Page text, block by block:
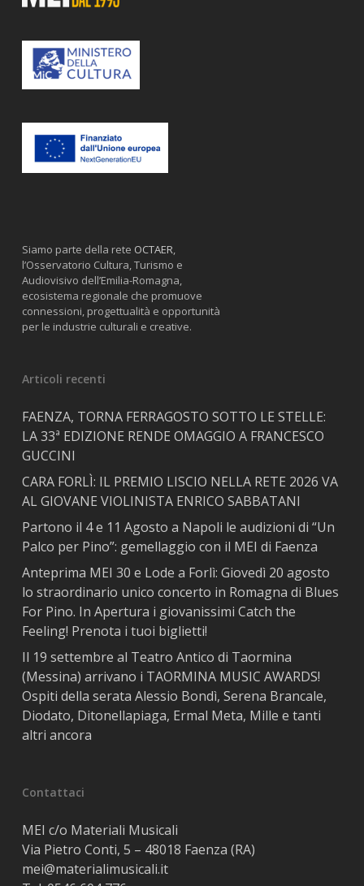
Siamo parte della rete OCTAER,
l’Osservatorio Cultura, Turismo e
Audiovisivo dell’Emilia-Romagna,
ecosistema regionale che promuove
connessioni, progettualità e opportunità
per le industrie culturali e creative.
Articoli recenti
FAENZA, TORNA FERRAGOSTO SOTTO LE STELLE:
LA 33ª EDIZIONE RENDE OMAGGIO A FRANCESCO
GUCCINI
CARA FORLÌ: IL PREMIO LISCIO NELLA RETE 2026 VA
AL GIOVANE VIOLINISTA ENRICO SABBATANI
Partono il 4 e 11 Agosto a Napoli le audizioni di “Un
Palco per Pino”: gemellaggio con il MEI di Faenza
Anteprima MEI 30 e Lode a Forlì: Giovedì 20 agosto
lo straordinario unico concerto in Romagna di Blues
For Pino. In Apertura i giovanissimi Catch the
Feeling! Prenota i tuoi biglietti!
Il 19 settembre al Teatro Antico di Taormina
(Messina) arrivano i TAORMINA MUSIC AWARDS!
Ospiti della serata Alessio Bondì, Serena Brancale,
Diodato, Ditonellapiaga, Ermal Meta, Mille e tanti
altri ancora
Contattaci
MEI c/o Materiali Musicali
Via Pietro Conti, 5 – 48018 Faenza (RA)
mei@materialimusicali.it